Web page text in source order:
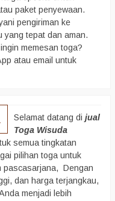
paket penyewaan.
pengiriman ke
yang tepat dan aman.
memesan toga?
atau email untuk
Selamat datang di jual
Toga Wisuda
semua tingkatan
pilihan toga untuk
pascasarjana, Dengan
dan harga terjangkau,
menjadi lebih